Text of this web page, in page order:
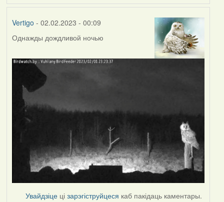
Vertigo - 02.02.2023 - 00:09
Однажды дождливой ночью
Увайдзіце цізарэгіструйцеся каб пакідаць каментары.